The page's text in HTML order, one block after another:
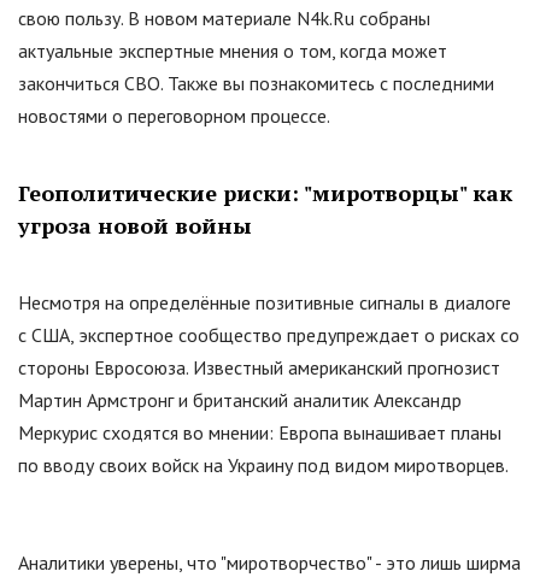
свою пользу. В новом материале N4k.Ru собраны
актуальные экспертные мнения о том, когда может
закончиться СВО. Также вы познакомитесь с последними
новостями о переговорном процессе.
Геополитические риски: "миротворцы"как
угроза новой войны
Несмотря на определённые позитивные сигналы в диалоге
с США, экспертное сообщество предупреждает о рисках со
стороны Евросоюза. Известный американский прогнозист
Мартин Армстронг и британский аналитик Александр
Меркурис сходятся во мнении: Европа вынашивает планы
по вводу своих войск на Украину под видом миротворцев.
Аналитики уверены, что "миротворчество"- это лишь ширма